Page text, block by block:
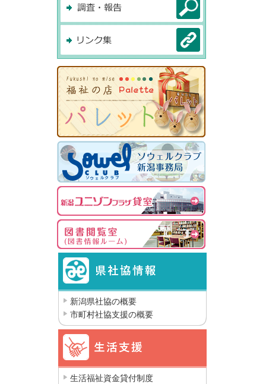
新潟県社協の概要
市町村社協支援の概要
生活福祉資金貸付制度